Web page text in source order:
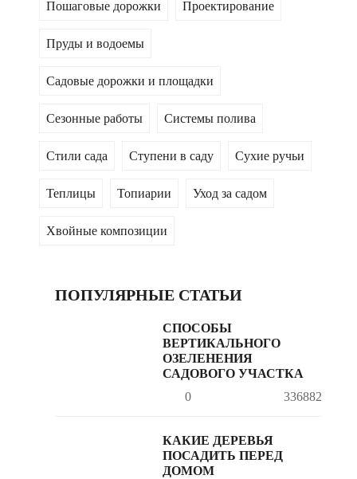
Пошаговые дорожки Проектирование
Пруды и водоемы
Садовые дорожки и площадки
Сезонные работы Системы полива
Стили сада Ступени в саду Сухие ручьи
Теплицы Топиарии Уход за садом
Хвойные композиции
ПОПУЛЯРНЫЕ СТАТЬИ
СПОСОБЫ
ВЕРТИКАЛЬНОГО
ОЗЕЛЕНЕНИЯ
САДОВОГО УЧАСТКА
0
336882
КАКИЕ ДЕРЕВЬЯ
ПОСАДИТЬ ПЕРЕД
ДОМОМ